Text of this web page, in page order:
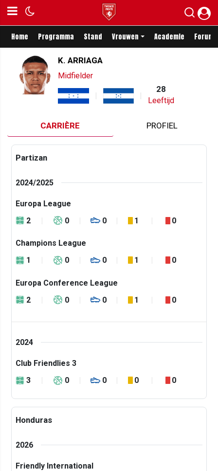
Home Programma Stand Vrouwen Academie Forum
K. ARRIAGA
Midfielder
28
Leeftijd
CARRIÈRE PROFIEL
Partizan
2024/2025
Europa League
2
0 0 1 0
Champions League
1
0 0 1 0
Europa Conference League
2
0 0 1 0
2024
Club Friendlies 3
3
0 0 0 0
Honduras
2026
Friendly International